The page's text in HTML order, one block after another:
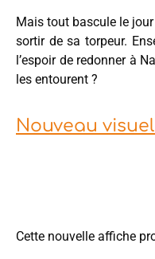
Mais tout bascule le
sortir de sa torpeur.
l’espoir de redonner à
les entourent ?
Nouveau
Cette nouvelle affiche